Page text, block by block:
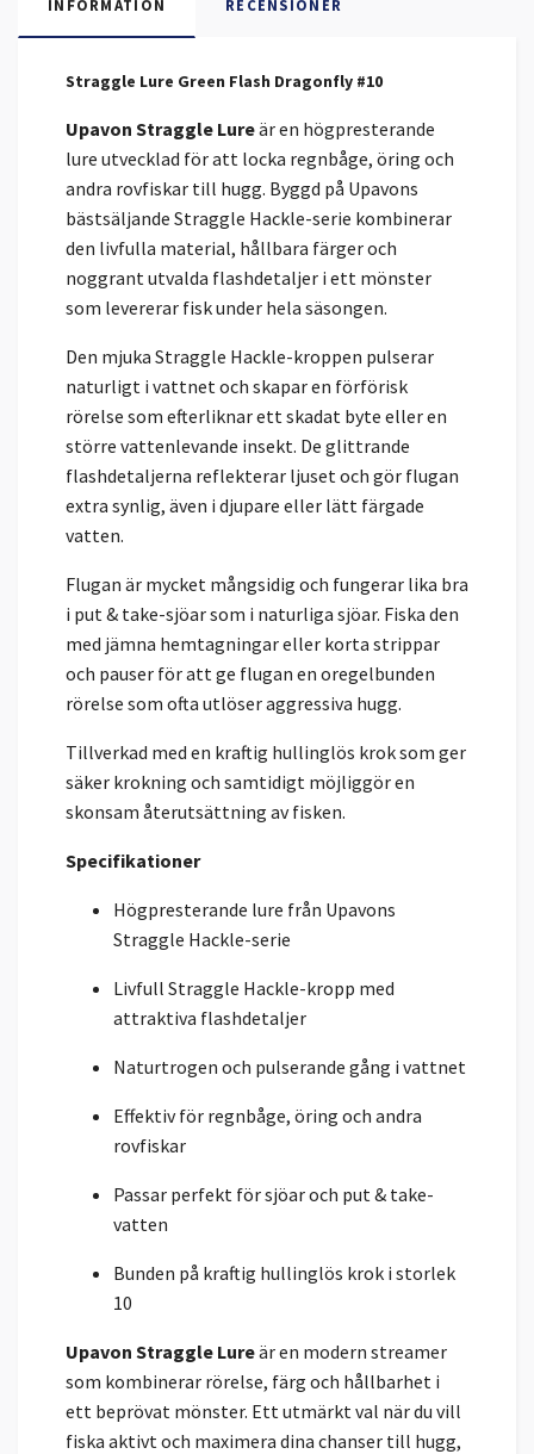
INFORMATION RECENSIONER
Straggle Lure Green Flash Dragonfly #10
Upavon Straggle Lureär en högpresterande
lure utvecklad för att locka regnbåge, öring och
andra rovfiskar till hugg. Byggd på Upavons
bästsäljande Straggle Hackle-serie kombinerar
den livfulla material, hållbara färger och
noggrant utvalda flashdetaljer i ett mönster
som levererar fisk under hela säsongen.
Den mjuka Straggle Hackle-kroppen pulserar
naturligt i vattnet och skapar en förförisk
rörelse som efterliknar ett skadat byte eller en
större vattenlevande insekt. De glittrande
flashdetaljerna reflekterar ljuset och gör flugan
extra synlig, även i djupare eller lätt färgade
vatten.
Flugan är mycket mångsidig och fungerar lika bra
i put & take-sjöar som i naturliga sjöar. Fiska den
med jämna hemtagningar eller korta strippar
och pauser för att ge flugan en oregelbunden
rörelse som ofta utlöser aggressiva hugg.
Tillverkad med en kraftig hullinglös krok som ger
säker krokning och samtidigt möjliggör en
skonsam återutsättning av fisken.
Specifikationer
Högpresterande lure från Upavons
Straggle Hackle-serie
Livfull Straggle Hackle-kropp med
attraktiva flashdetaljer
Naturtrogen och pulserande gång i vattnet
Effektiv för regnbåge, öring och andra
rovfiskar
Passar perfekt för sjöar och put & take-
vatten
Bunden på kraftig hullinglös krok i storlek
10
Upavon Straggle Lureär en modern streamer
som kombinerar rörelse, färg och hållbarhet i
ett beprövat mönster. Ett utmärkt val när du vill
fiska aktivt och maximera dina chanser till hugg,